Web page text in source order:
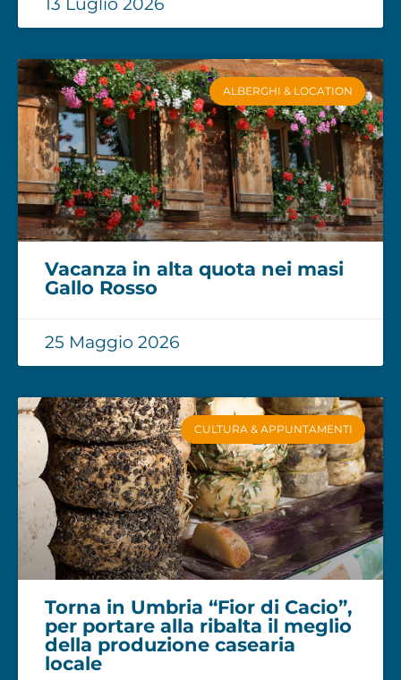
ALBERGHI & LOCATION
Vacanza in alta quota nei masi
Gallo Rosso
25 Maggio 2026
CULTURA & APPUNTAMENTI
Torna in Umbria “Fior di Cacio”,
per portare alla ribalta il meglio
della produzione casearia
locale